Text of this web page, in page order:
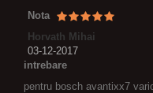
Nota
Horvath Mihai
03-12-2017
intrebare
pentru bosch avantixx7